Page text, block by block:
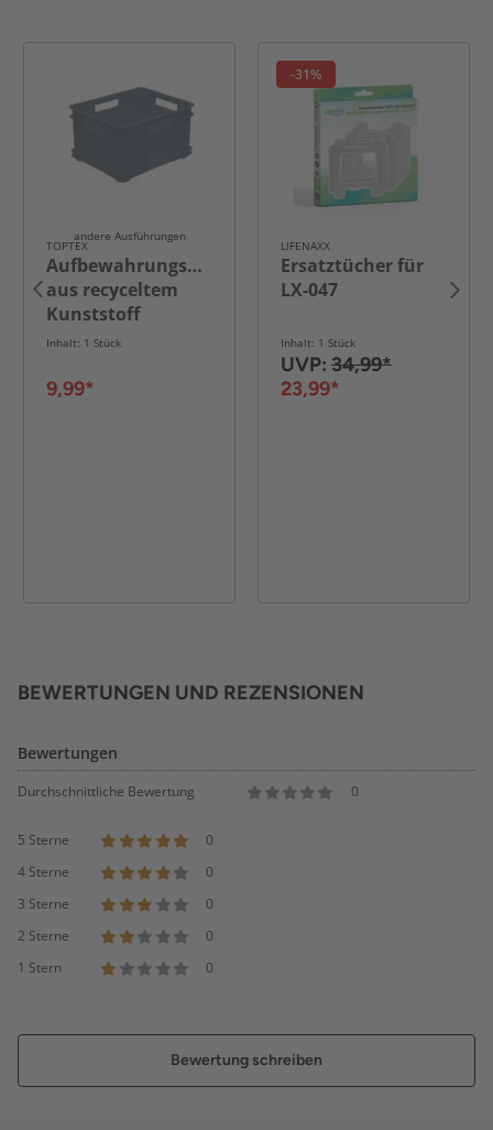
andere Ausführungen
TOPTEX
Aufbewahrungsbox
aus recyceltem
Kunststoff
Inhalt: 1 Stück
9,99*
-31%
LIFENAXX
Ersatztücher für
LX-047
Inhalt: 1 Stück
UVP: 34,99*
23,99*
BEWERTUNGEN UND REZENSIONEN
Bewertungen
Durchschnittliche Bewertung 0
5 Sterne
0
4 Sterne
0
3 Sterne
0
2 Sterne
0
1 Stern
0
Bewertung schreiben